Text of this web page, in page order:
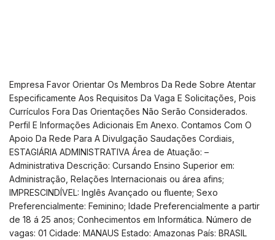
Empresa Favor Orientar Os Membros Da Rede Sobre Atentar
Especificamente Aos Requisitos Da Vaga E Solicitações, Pois
Currículos Fora Das Orientações Não Serão Considerados.
Perfil E Informações Adicionais Em Anexo. Contamos Com O
Apoio Da Rede Para A Divulgação Saudações Cordiais,
ESTAGIÁRIA ADMINISTRATIVA Área de Atuação: –
Administrativa Descrição: Cursando Ensino Superior em:
Administração, Relações Internacionais ou área afins;
IMPRESCINDÍVEL: Inglês Avançado ou fluente; Sexo
Preferencialmente: Feminino; Idade Preferencialmente a partir
de 18 á 25 anos; Conhecimentos em Informática. Número de
vagas: 01 Cidade: MANAUS Estado: Amazonas País: BRASIL